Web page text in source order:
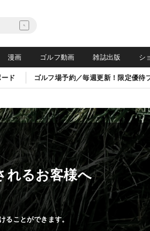
漫画 ゴルフ動画 雑誌出版 シ
ド ゴルフ場予約／毎週更新！限定優待
れるお客様へ
ることができます。